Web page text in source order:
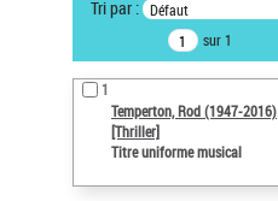
Recherche avancée dans les
notices d’autorité
Œuvres liées à l'auteur :
Temperton, Rod (1947-2016)
Auteur d’œuvre
Tri par : Défaut
sur 1
1
Temperton, Rod (1947-2016)
[Thriller]
Titre uniforme musical